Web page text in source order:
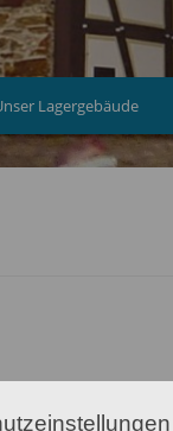
Lagergebäude